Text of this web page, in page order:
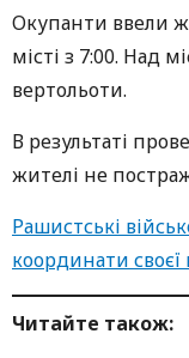
Окупанти ввели
місті з 7:00. Над
вертольоти.
В результаті
жителі не
Рашистські
координати своєї
Читайте також: